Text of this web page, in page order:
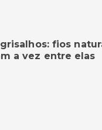
fios
a vez entre elas